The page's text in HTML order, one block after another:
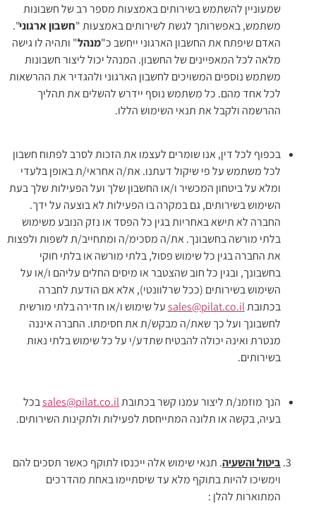
שמעוניין להשתמש בשירותים באמצעות מספר רב של חשבונות
משתמש, באפשרותך לגשת לשירותים באמצעות "חשבון ארגוני".
האדם שיפתח את החשבון הארגוני ייחשב כ"מנהל" ותהיה לו גישה
מלאה לכל המאפיינים של החשבון. המנהל יכול ליצור חשבונות
משתמש נוספים המשויכים לחשבון הארגוני ולהגדיר את ההרשאות
לכל אחד מהם. כל משתמש נוסף יידרש להשלים את תהליך
ההרשמה ולקבל את תנאי השימוש הללו.
בכפוף לכל דין, אנו שומרים לעצמו את הזכות לסרב לפתוח חשבון
לכל משתמש על פי שיקול דעתנו. את/ה אחראי/ת באופן בלעדי
ומלא על ביטחון המכשיר ו/או החשבון שלך ועל הפעילות שלך בעת
השימוש בשירותים, גם במקרה בו הפעילות לא בוצעה על ידך.
החברה לא תישא באחריות בגין כל הפסד או נזק הנובע משימוש
בלתי מורשה בחשבונך. את/ה מסכימ/ה ומתחייב/ת לשפות ולפצות
את החברה בגין כל שימוש פסול, בלתי מורשה או בלתי חוקי
בחשבונך, ובגין כל חוב שהצטבר או מיסים החלים עליהם ו/או על
השימוש בשירותים (ככל שרלוונטי), אלא אם הודעת לחברה
בכתובתsales@pilat.co.ilעל שימוש ו/או חדירה בלתי מורשית
לחשבונך ועל כך שאת/ה מבקש/ת את חסימתו. החברה איננה
מנטרת ואינה יכולה להבטיח שתדע/י על כל שימוש בלתי נאות
בשירותים.
הנך מוזמנ/ת ליצור עמנו קשר בכתובתsales@pilat.co.ilבכל
בעיה, בקשה או תלונה המתייחסת לפעילות ולתקינות השירותים.
ביטול והשעיה. תנאי שימוש אלה ייכנסו לתוקף כאשר תסכים להם
וימשיכו להיות בתוקף מלא עד שיסתיימו באחת מהדרכים
המתוארות להלן :